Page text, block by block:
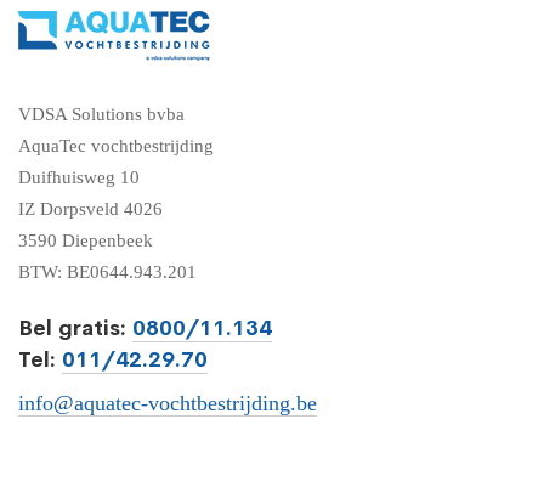
VDSA Solutions bvba
AquaTec vochtbestrijding
Duifhuisweg 10
IZ Dorpsveld 4026
3590 Diepenbeek
BTW: BE0644.943.201
Bel gratis: 0800/11.134
Tel: 011/42.29.70
info@aquatec-vochtbestrijding.be